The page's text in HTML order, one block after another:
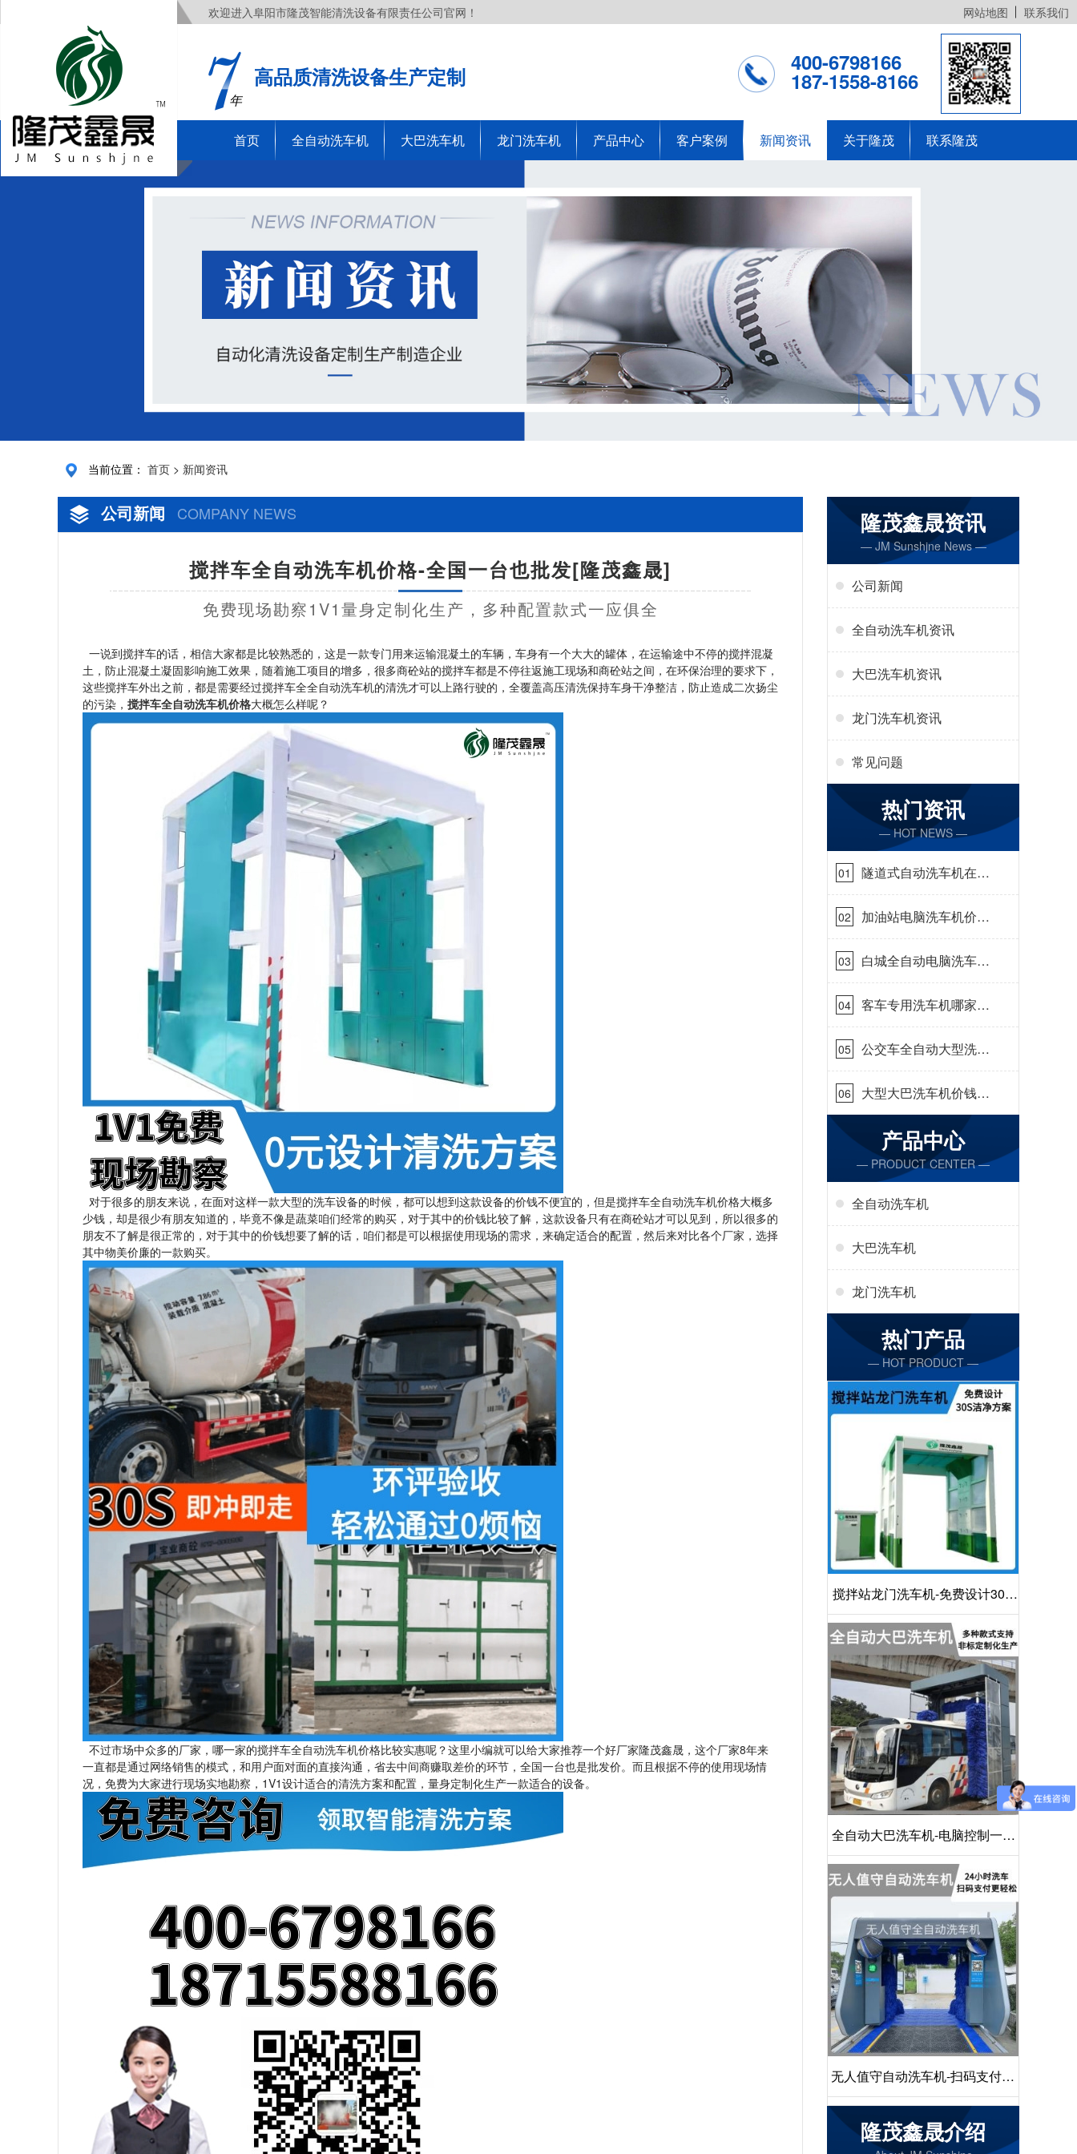
欢迎进入阜阳市隆茂智能清洗设备有限责任公司官网！ 网站地图 联系我们
年
高品质清洗设备生产定制
400-6798166
187-1558-8166
首页 全自动洗车机 大巴洗车机 龙门洗车机 产品中心 客户案例 新闻资讯 关于隆茂 联系隆茂
当前位置： 首页 > 新闻资讯
公司新闻 COMPANY NEWS
搅拌车全自动洗车机价格-全国一台也批发[隆茂鑫晟]
免费现场勘察1V1量身定制化生产，多种配置款式一应俱全
一说到搅拌车的话，相信大家都是比较熟悉的，这是一款专门用来运输混凝土的车辆，车身有一个大大的罐体，在运输途中不停的搅拌混凝
土，防止混凝土凝固影响施工效果，随着施工项目的增多，很多商砼站的搅拌车都是不停往返施工现场和商砼站之间，在环保治理的要求下，
这些搅拌车外出之前，都是需要经过搅拌车全全自动洗车机的清洗才可以上路行驶的，全覆盖高压清洗保持车身干净整洁，防止造成二次扬尘
的污染， 搅拌车全自动洗车机价格大概怎么样呢？
对于很多的朋友来说，在面对这样一款大型的洗车设备的时候，都可以想到这款设备的价钱不便宜的，但是搅拌车全自动洗车机价格大概多
少钱，却是很少有朋友知道的，毕竟不像是蔬菜咱们经常的购买，对于其中的价钱比较了解，这款设备只有在商砼站才可以见到，所以很多的
朋友不了解是很正常的，对于其中的价钱想要了解的话，咱们都是可以根据使用现场的需求，来确定适合的配置，然后来对比各个厂家，选择
其中物美价廉的一款购买。
不过市场中众多的厂家，哪一家的搅拌车全自动洗车机价格比较实惠呢？这里小编就可以给大家推荐一个好厂家隆茂鑫晟，这个厂家8年来
一直都是通过网络销售的模式，和用户面对面的直接沟通，省去中间商赚取差价的环节，全国一台也是批发价。而且根据不停的使用现场情
况，免费为大家进行现场实地勘察，1V1设计适合的清洗方案和配置，量身定制化生产一款适合的设备。
隆茂鑫晟资讯
— JM Sunshjne News —
公司新闻
全自动洗车机资讯
大巴洗车机资讯
龙门洗车机资讯
常见问题
热门资讯
— HOT NEWS —
01
隧道式自动洗车机在哪
里购买[隆茂鑫晟]
02
加油站电脑洗车机价格
怎么样[隆茂鑫晟]
03
白城全自动电脑洗车
机-ADV防冻冬季正常
使用[隆茂鑫晟]
04
客车专用洗车机哪家的
好[隆茂鑫晟]
05
公交车全自动大型洗车
机什么价钱[隆茂鑫晟]
06
大型大巴洗车机价钱怎
么样[隆茂鑫晟]
产品中心
— PRODUCT CENTER —
全自动洗车机
大巴洗车机
龙门洗车机
热门产品
— HOT PRODUCT —
搅拌站龙门洗车机-免费设计30S
洁净方案[隆茂鑫晟]
全自动大巴洗车机-电脑控制一键
启动清洗[隆茂鑫晟]
无人值守自动洗车机-扫码支付24
小时不停机洗车[隆茂鑫晟]
隆茂鑫晟介绍